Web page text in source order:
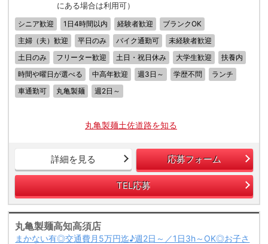
にある場合は利用可）
シニア歓迎 1日4時間以内 経験者歓迎
ブランクOK
主婦（夫）歓迎
平日のみ バイク通勤可
未経験者歓迎
土日のみ
フリーター歓迎 土日・祝日休み 大学生歓迎
扶養内
時間や曜日が選べる
中高年歓迎 週3日～ 学歴不問
ランチ
車通勤可
丸亀製麺 週2日～
丸亀製麺土佐道路を知る
詳細を見る 応募フォーム
TEL応募
丸亀製麺高知高須店
まかない有◎交通費月5万円迄♪週2日～／1日3h～OK◎お子さ